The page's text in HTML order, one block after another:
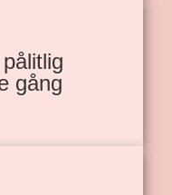
gång